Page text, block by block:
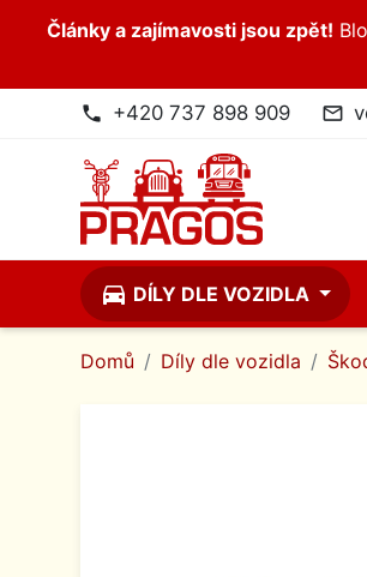
Články a zajímavosti jsou zpět!
phone +420 737 898 909 mail_outline
directions_car DÍLY DLE VOZIDLA
Domů Díly dle vozidla